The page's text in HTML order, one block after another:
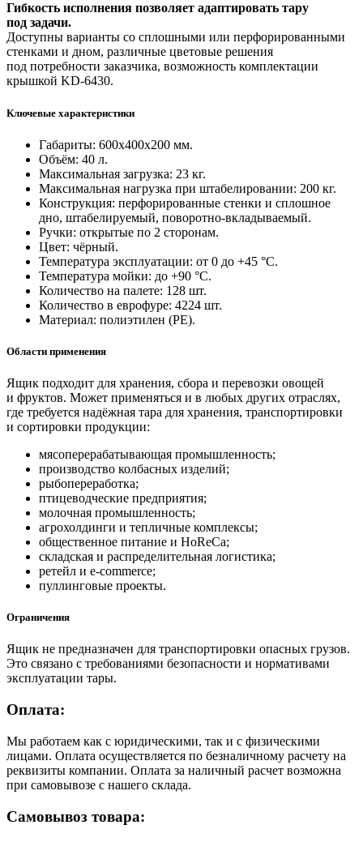
Гибкость исполнения позволяет адаптировать тару
под задачи.
Доступны варианты со сплошными или перфорированными
стенками и дном, различные цветовые решения
под потребности заказчика, возможность комплектации
крышкой KD-6430.
Ключевые характеристики
Габариты: 600х400х200 мм.
Объём: 40 л.
Максимальная загрузка: 23 кг.
Максимальная нагрузка при штабелировании: 200 кг.
Конструкция: перфорированные стенки и сплошное
дно, штабелируемый, поворотно-вкладываемый.
Ручки: открытые по 2 сторонам.
Цвет: чёрный.
Температура эксплуатации: от 0 до +45 °C.
Температура мойки: до +90 °C.
Количество на палете: 128 шт.
Количество в еврофуре: 4224 шт.
Материал: полиэтилен (PE).
Области применения
Ящик подходит для хранения, сбора и перевозки овощей
и фруктов. Может применяться и в любых других отраслях,
где требуется надёжная тара для хранения, транспортировки
и сортировки продукции:
мясоперерабатывающая промышленность;
производство колбасных изделий;
рыбопереработка;
птицеводческие предприятия;
молочная промышленность;
агрохолдинги и тепличные комплексы;
общественное питание и HoReCa;
складская и распределительная логистика;
ретейл и e-commerce;
пуллинговые проекты.
Ограничения
Ящик не предназначен для транспортировки опасных грузов.
Это связано с требованиями безопасности и нормативами
эксплуатации тары.
Оплата:
Мы работаем как с юридическими, так и с физическими
лицами. Оплата осуществляется по безналичному расчету на
реквизиты компании. Оплата за наличный расчет возможна
при самовывозе с нашего склада.
Самовывоз товара: